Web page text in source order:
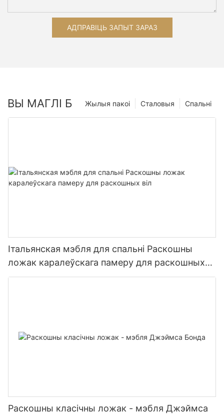
АДПРАВІЦЬ ЗАПЫТ ЗАРАЗ
ВЫ МАГЛІ Б Спальні
Сталовыя
Жылыя пакоі
Італьянская мэбля для спальні Раскошны
ложак каралеўскага памеру для раскошных
віл
Раскошны класічны ложак - мэбля Джэймса